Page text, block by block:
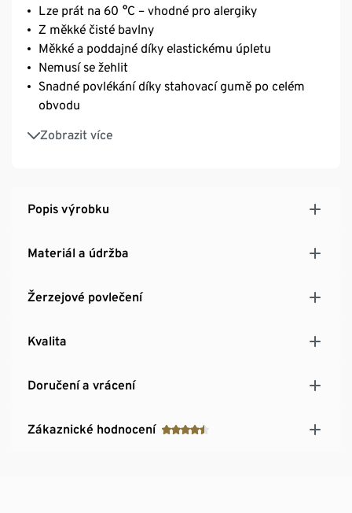
Lze prát na 60 °C – vhodné pro alergiky
Z měkké čisté bavlny
Měkké a poddajné díky elastickému úpletu
Nemusí se žehlit
Snadné povlékání díky stahovací gumě po celém
obvodu
Zobrazit více
Vhodné na matrace s výškou do 25 cm
Popis výrobku
Materiál a údržba
Žerzejové povlečení
Kvalita
Doručení a vrácení
Zákaznické hodnocení